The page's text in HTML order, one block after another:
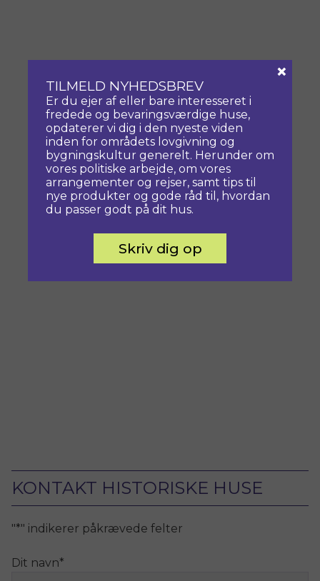
KONTAKT HISTORISKE HUSE
"*" indikerer påkrævede felter
Dit navn*
TILMELD NYHEDSBREV
Er du ejer af eller bare interesseret i
fredede og bevaringsværdige huse,
opdaterer vi dig i den nyeste viden
inden for områdets lovgivning og
bygningskultur generelt. Herunder om
vores politiske arbejde, om vores
arrangementer og rejser, samt tips til
nye produkter og gode råd til, hvordan
du passer godt på dit hus.
Skriv dig op
×